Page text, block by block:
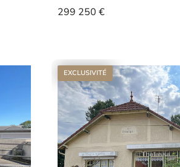
299 250 €
EXCLUSIVITÉ